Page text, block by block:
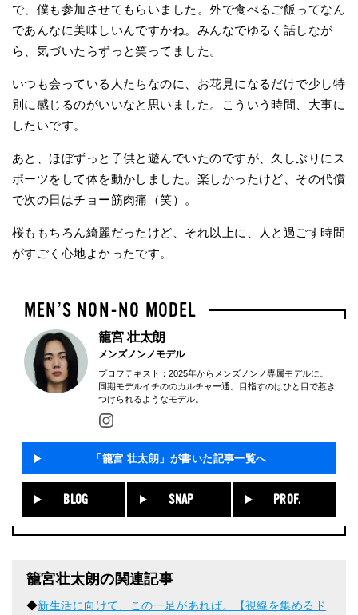
で、僕も参加させてもらいました。外で食べるご飯ってなん
であんなに美味しいんですかね。みんなでゆるく話しなが
ら、気づいたらずっと笑ってました。
いつも会っている人たちなのに、お花見になるだけで少し特
別に感じるのがいいなと思いました。こういう時間、大事に
したいです。
あと、ほぼずっと子供と遊んでいたのですが、久しぶりにス
ポーツをして体を動かしました。楽しかったけど、その代償
で次の日はチョー筋肉痛（笑）。
桜ももちろん綺麗だったけど、それ以上に、人と過ごす時間
がすごく心地よかったです。
籠宮 壮太朗
メンズノンノモデル
プロフテキスト：2025年からメンズノンノ専属モデルに。
同期モデルイチののカルチャー通。目指すのはひと目で惹き
つけられるようなモデル。
「籠宮 壮太朗」が書いた記事一覧へ
BLOG SNAP PROF.
籠宮壮太朗の関連記事
◆新生活に向けて、この一足があれば。【視線を集めるド